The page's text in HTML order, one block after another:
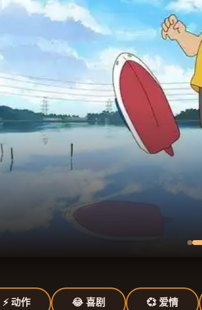
⚡ 动作 😂 喜剧 💞 爱情